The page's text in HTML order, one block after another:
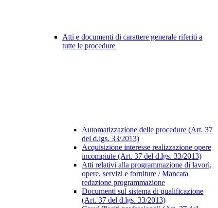
Atti e documenti di carattere generale riferiti a
tutte le procedure
Automatizzazione delle procedure (Art. 37
del d.lgs. 33/2013)
Acquisizione interesse realizzazione opere
incompiute (Art. 37 del d.lgs. 33/2013)
Atti relativi alla programmazione di lavori,
opere, servizi e forniture / Mancata
redazione programmazione
Documenti sul sistema di qualificazione
(Art. 37 del d.lgs. 33/2013)